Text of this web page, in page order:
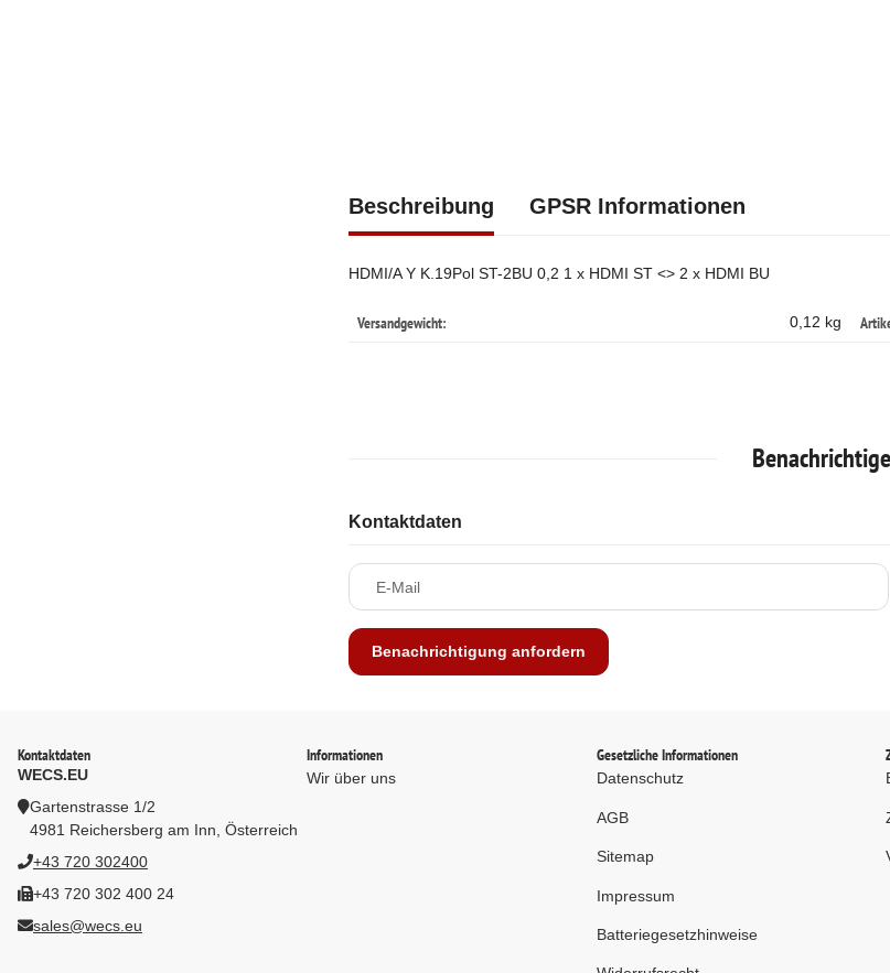
Beschreibung GPSR Informationen
HDMI/A Y K.19Pol ST-2BU 0,2 1 x HDMI ST <> 2 x HDMI BU
Versandgewicht: 0,12 kg
Kontaktdaten
E-Mail
Benachrichtigung anfordern
Kontaktdaten
WECS.EU
Gartenstrasse 1/2
4981 Reichersberg am Inn, Österreich
+43 720 302400
+43 720 302 400 24
sales@wecs.eu
Informationen
Wir über uns
Gesetzliche Informationen
Datenschutz
AGB
Sitemap
Impressum
Batteriegesetzhinweise